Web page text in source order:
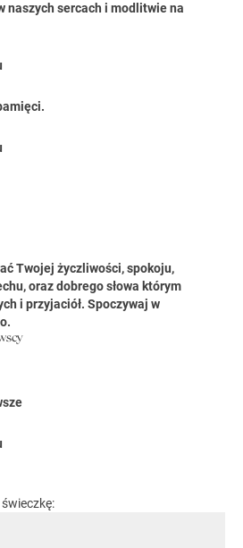
naszych sercach i modlitwie na
Twojej życzliwości, spokoju,
oraz dobrego słowa którym
i przyjaciół. Spoczywaj w